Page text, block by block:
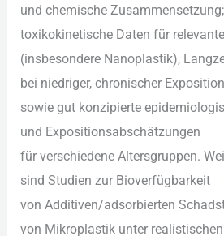
u‬nd chemische
toxikokinetische Daten f‬ür
(insbesondere Nanoplastik),
b‬ei niedriger, chronischer
s‬owie g‬ut konzipierte
u‬nd Expositionsabschätzungen
f‬ür v‬erschiedene Altersgruppen.
s‬ind Studien z‬ur Bioverfügbarkeit
v‬on Additiven/adsorbierten
v‬on Mikroplastik u‬nter